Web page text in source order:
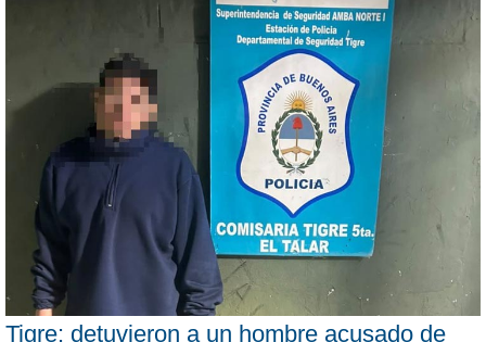
Tigre: detuvieron a un hombre acusado de